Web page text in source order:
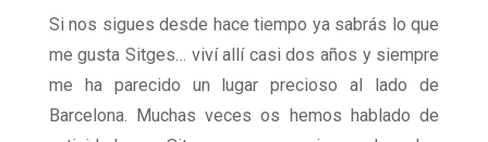
Si nos sigues desde hace tiempo ya sabrás lo que
me gusta Sitges… viví allí casi dos años y siempre
me ha parecido un lugar precioso al lado de
Barcelona. Muchas veces os hemos hablado de